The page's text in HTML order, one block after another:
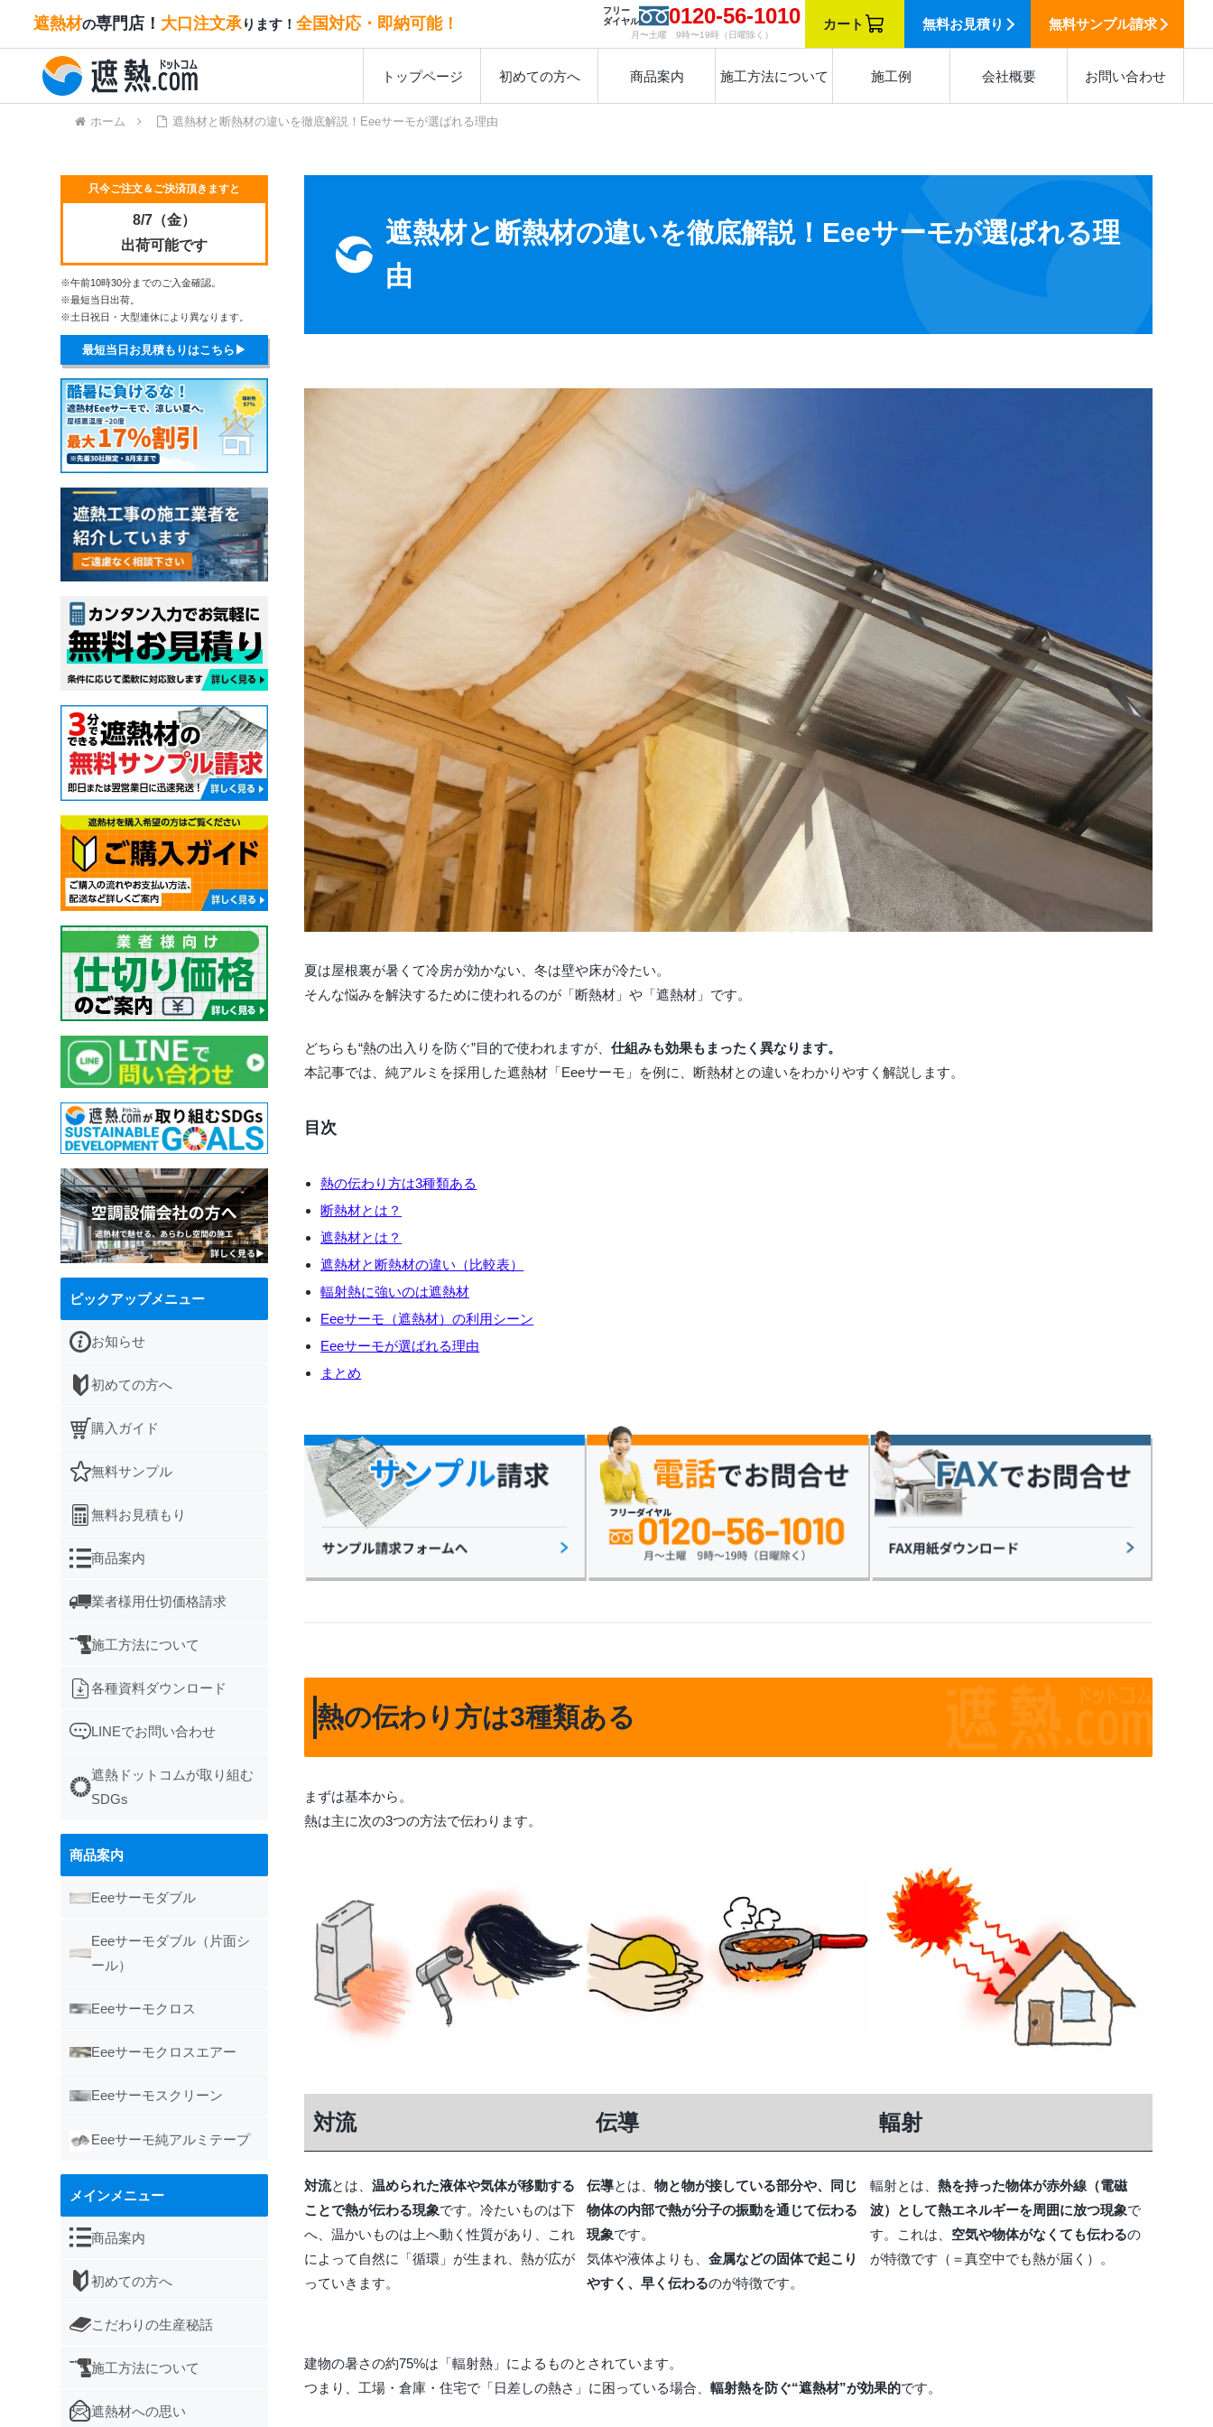
遮熱材の専門店！ 大口注文承ります！ 全国対応・即納可能！
フリー
ダイヤル
0120-56-1010
月〜土曜 9時〜19時（日曜除く）
カート 無料お見積り 無料サンプル請求
トップページ 初めての方へ 商品案内 施工方法について 施工例 会社概要 お問い合わせ
ホーム 遮熱材と断熱材の違いを徹底解説！Eeeサーモが選ばれる理由
遮熱材と断熱材の違いを徹底解説！Eeeサーモが選ばれる理
由
夏は屋根裏が暑くて冷房が効かない、冬は壁や床が冷たい。
そんな悩みを解決するために使われるのが「断熱材」や「遮熱材」です。
どちらも“熱の出入りを防ぐ”目的で使われますが、仕組みも効果もまったく異なります。
本記事では、純アルミを採用した遮熱材「Eeeサーモ」を例に、断熱材との違いをわかりやすく解説します。
目次
熱の伝わり方は3種類ある
断熱材とは？
遮熱材とは？
遮熱材と断熱材の違い（比較表）
輻射熱に強いのは遮熱材
Eeeサーモ（遮熱材）の利用シーン
Eeeサーモが選ばれる理由
まとめ
熱の伝わり方は3種類ある
まずは基本から。
熱は主に次の3つの方法で伝わります。
対流
対流とは、温められた液体や気体が移動する
ことで熱が伝わる現象です。冷たいものは下
へ、温かいものは上へ動く性質があり、これ
によって自然に「循環」が生まれ、熱が広が
っていきます。
伝導
伝導とは、物と物が接している部分や、同じ
物体の内部で熱が分子の振動を通じて伝わる
現象です。
気体や液体よりも、金属などの固体で起こり
やすく、早く伝わるのが特徴です。
輻射
輻射とは、 熱を持った物体が赤外線（電磁
波）として熱エネルギーを周囲に放つ現象で
す。これは、 空気や物体がなくても伝わるの
が特徴です（＝真空中でも熱が届く）。
建物の暑さの約75%は「輻射熱」によるものとされています。
つまり、工場・倉庫・住宅で「日差しの熱さ」に困っている場合、輻射熱を防ぐ“遮熱材”が効果的です。
只今ご注文＆ご決済頂きますと
8/7（金）
出荷可能です
※午前10時30分までのご入金確認。
※最短当日出荷。
※土日祝日・大型連休により異なります。
最短当日お見積もりはこちら▶
ピックアップメニュー
お知らせ
初めての方へ
購入ガイド
無料サンプル
無料お見積もり
商品案内
業者様用仕切価格請求
施工方法について
各種資料ダウンロード
LINEでお問い合わせ
遮熱ドットコムが取り組む
SDGs
商品案内
Eeeサーモダブル
Eeeサーモダブル（片面シ
ール）
Eeeサーモクロス
Eeeサーモクロスエアー
Eeeサーモスクリーン
Eeeサーモ純アルミテープ
メインメニュー
商品案内
初めての方へ
こだわりの生産秘話
施工方法について
遮熱材への思い